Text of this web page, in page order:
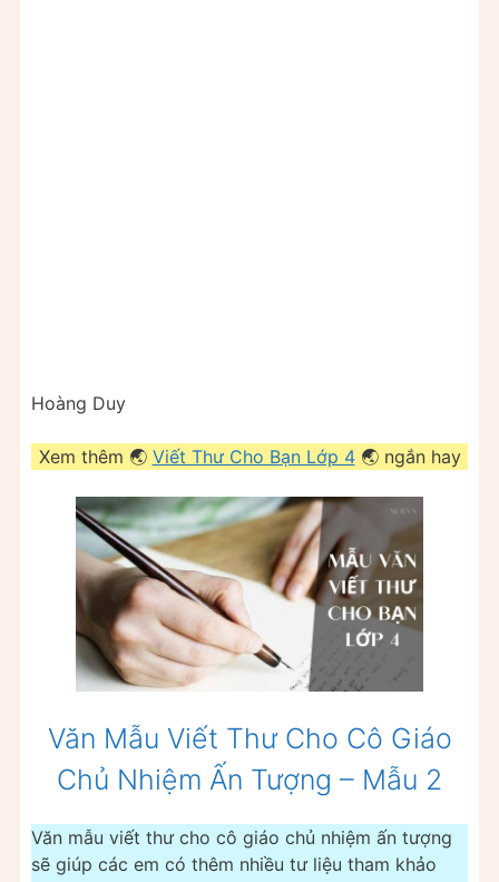
Hoàng Duy
Xem thêm 🌏 Viết Thư Cho Bạn Lớp 4🌏 ngắn hay
Văn Mẫu Viết Thư Cho Cô Giáo
Chủ Nhiệm Ấn Tượng – Mẫu 2
Văn mẫu viết thư cho cô giáo chủ nhiệm ấn tượng
sẽ giúp các em có thêm nhiều tư liệu tham khảo